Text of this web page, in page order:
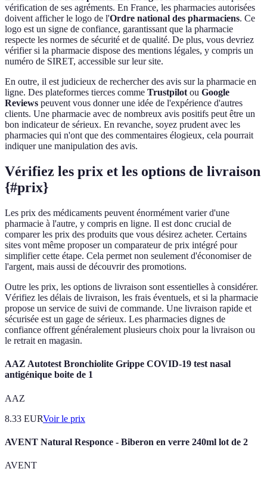
vérification de ses agréments. En France, les pharmacies autorisées
doivent afficher le logo de l'Ordre national des pharmaciens. Ce
logo est un signe de confiance, garantissant que la pharmacie
respecte les normes de sécurité et de qualité. De plus, vous devriez
vérifier si la pharmacie dispose des mentions légales, y compris un
numéro de SIRET, accessible sur leur site.
En outre, il est judicieux de rechercher des avis sur la pharmacie en
ligne. Des plateformes tierces comme Trustpilot ou Google
Reviews peuvent vous donner une idée de l'expérience d'autres
clients. Une pharmacie avec de nombreux avis positifs peut être un
bon indicateur de sérieux. En revanche, soyez prudent avec les
pharmacies qui n'ont que des commentaires élogieux, cela pourrait
indiquer une manipulation des avis.
Vérifiez les prix et les options de livraison
{#prix}
Les prix des médicaments peuvent énormément varier d'une
pharmacie à l'autre, y compris en ligne. Il est donc crucial de
comparer les prix des produits que vous désirez acheter. Certains
sites vont même proposer un comparateur de prix intégré pour
simplifier cette étape. Cela permet non seulement d'économiser de
l'argent, mais aussi de découvrir des promotions.
Outre les prix, les options de livraison sont essentielles à considérer.
Vérifiez les délais de livraison, les frais éventuels, et si la pharmacie
propose un service de suivi de commande. Une livraison rapide et
sécurisée est un gage de sérieux. Les pharmacies dignes de
confiance offrent généralement plusieurs choix pour la livraison ou
le retrait en magasin.
AAZ Autotest Bronchiolite Grippe COVID-19 test nasal
antigénique boite de 1
AAZ
8.33 EURVoir le prix
AVENT Natural Responce - Biberon en verre 240ml lot de 2
AVENT